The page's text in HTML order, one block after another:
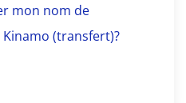
mon nom de
(transfert)?